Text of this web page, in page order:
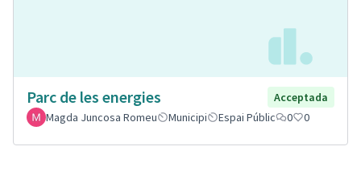
Parc de les energies
Acceptada
Magda Juncosa Romeu
Municipi Espai Públic 0 0